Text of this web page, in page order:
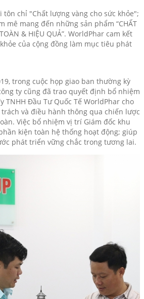
tôn chỉ "Chất lượng vàng cho sức khỏe";
mê mang đến những sản phẩm “CHẤT
& HIỆU QUẢ”. WorldPhar cam kết
của cộng đồng làm mục tiêu phát
trong cuộc họp giao ban thường kỳ
ty cũng đã trao quyết định bổ nhiệm
TNHH Đầu Tư Quốc Tế WorldPhar cho
và điều hành thông qua chiến lược
Việc bổ nhiệm vị trí Giám đốc khu
kiện toàn hệ thống hoạt động; giúp
phát triển vững chắc trong tương lai.